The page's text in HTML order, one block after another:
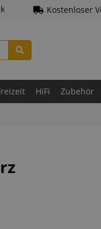
Kostenloser
HiFi Zubehör